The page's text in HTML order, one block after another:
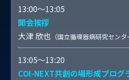
13:00～13:05
開会挨拶
大津 欣也 （国立循環器病研究センタ
13:05～13:20
COI-NEXT共創の場形成プログ